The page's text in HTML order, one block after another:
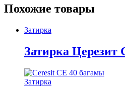
Похожие товары
Затирка
Затирка Церезит
Затирка